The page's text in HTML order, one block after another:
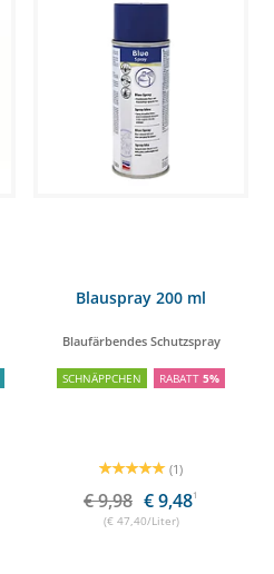
Blauspray 200 ml
Blaufärbendes Schutzspray
SCHNÄPPCHEN RABATT 5%
(1)
€ 9,98 € 9,481
(€ 47,40/Liter)